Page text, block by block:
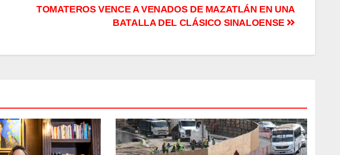
TOMATEROS VENCE A VENADOS DE MAZATLÁN EN UNA
BATALLA DEL CLÁSICO SINALOENSE